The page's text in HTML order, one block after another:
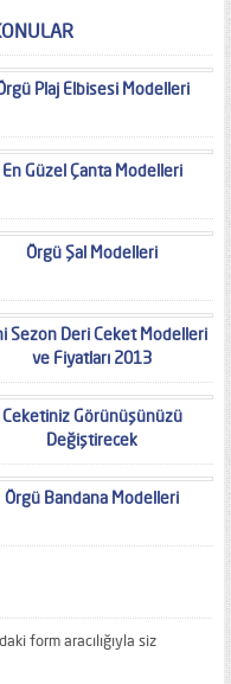
Plaj Elbisesi Modelleri
En Güzel Çanta Modelleri
Örgü Şal Modelleri
Sezon Deri Ceket Modelleri
ve Fiyatları 2013
Ceketiniz Görünüşünüzü
Değiştirecek
Örgü Bandana Modelleri
form aracılığıyla siz